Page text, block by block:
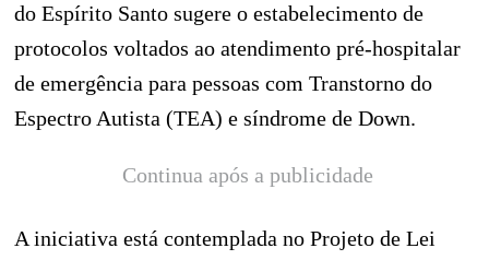
do Espírito Santo sugere o estabelecimento de
protocolos voltados ao atendimento pré-hospitalar
de emergência para pessoas com Transtorno do
Espectro Autista (TEA) e síndrome de Down.
Continua após a publicidade
A iniciativa está contemplada no Projeto de Lei